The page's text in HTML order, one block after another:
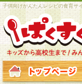
子供向けかんたんレシピの食育サ